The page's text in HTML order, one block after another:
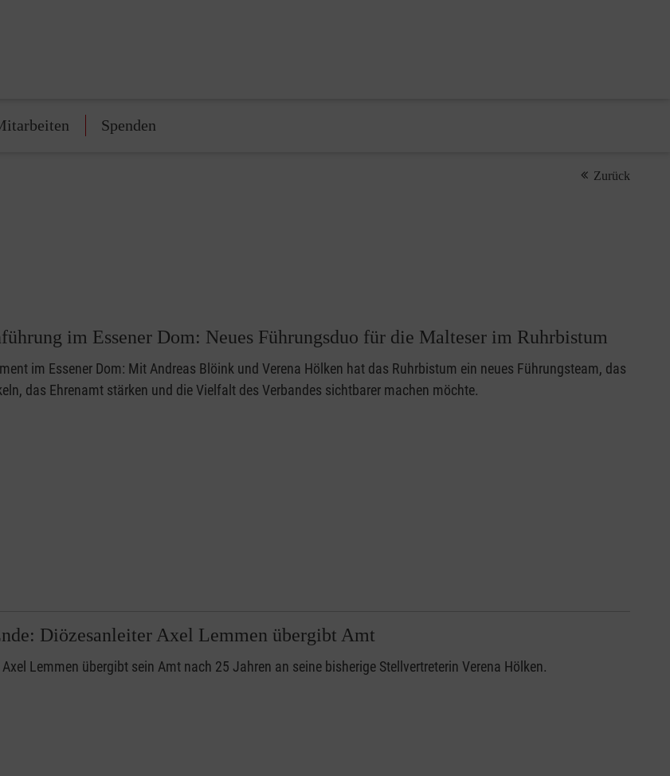
Spenden
Zurück
im Essener Dom: Neues Führungsduo für die Malteser im Ruhrbistum
im Essener Dom: Mit Andreas Blöink und Verena Hölken hat das Ruhrbistum ein neues Führungsteam, das
das Ehrenamt stärken und die Vielfalt des Verbandes sichtbarer machen möchte.
Diözesanleiter Axel Lemmen übergibt Amt
Lemmen übergibt sein Amt nach 25 Jahren an seine bisherige Stellvertreterin Verena Hölken.